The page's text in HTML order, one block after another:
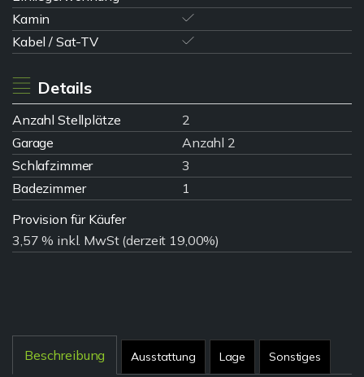
Kamin
Kabel / Sat-TV
Details
Anzahl Stellplätze
2
Garage
Anzahl 2
Schlafzimmer
3
Badezimmer
1
Provision für Käufer
3,57 % inkl. MwSt (derzeit 19,00%)
Beschreibung Ausstattung Lage Sonstiges